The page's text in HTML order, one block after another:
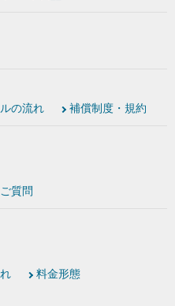
の流れ 補償制度・規約
質問
料金形態